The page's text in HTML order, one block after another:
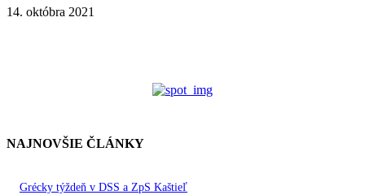
14. októbra 2021
NAJNOVŠIE ČLÁNKY
Grécky týždeň v DSS a ZpS Kaštieľ